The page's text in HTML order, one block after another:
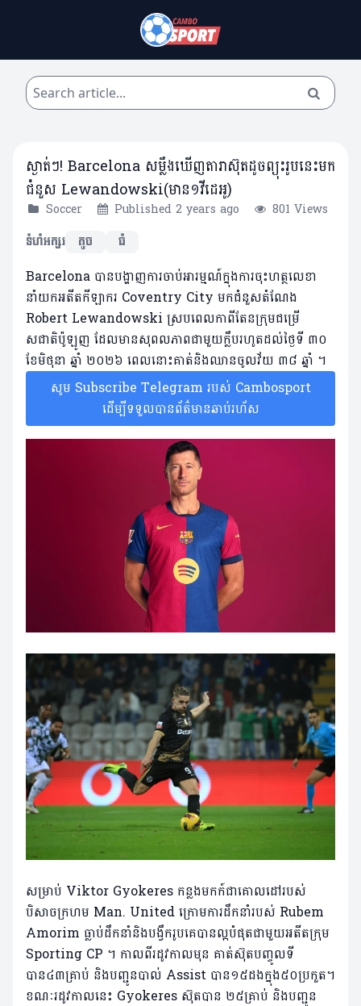
ស្ងាត់ៗ! Barcelona សម្លឹងឃើញតារាស៊ុតដូចព្យុះរូបនេះមក
ជំនួស Lewandowski(មាន១វីដេអូ)
Soccer Published 2 years ago
801 Views
ទំហំអក្សរ
តូច ធំ
Barcelona បានបង្ហាញការចាប់អារម្មណ៍ក្នុងការចុះហត្ថលេខា
នាំយកអតីតកីឡាករ Coventry City មកជំនួសតំណែង
Robert Lewandowski ស្របពេលកាពីតែនក្រុមជម្រើ
សជាតិប៉ូឡូញ ដែលមានសុពលភាពជាមួយក្លឹបរហូតដល់ថ្ងៃទី ៣០
ខែមិថុនា ឆ្នាំ ២០២៦ ពេលនោះគាត់និងឈានចូលវ័យ ៣៨ ឆ្នាំ ។
សូម Subscribe Telegram របស់ Cambosport
ដើម្បីទទួលបានព័ត៌មានឆាប់រហ័ស
សម្រាប់ Viktor Gyokeres កន្លងមកក៍ជាគោលដៅរបស់
បិសាចក្រហម Man. United ក្រោមការដឹកនាំរបស់ Rubem
Amorim ធ្លាប់ដឹកនាំនិងបង្វឹករូបគេបានល្អបំផុតជាមួយអតីតក្រុម
Sporting CP ។ កាលពីរដូវកាលមុន គាត់ស៊ុតបញ្ចូលទី
បាន៤៣គ្រាប់ និងបញ្ជូនបាល់ Assist បាន១៥ដងក្នុង៥០ប្រកួត។
ខណៈរដូវកាលនេះ Gyokeres ស៊ុតបាន ២៥គ្រាប់ និងបញ្ជូន